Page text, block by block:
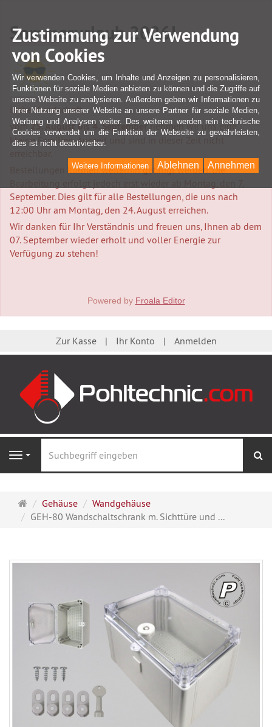
Sommerurlaub 2026!
Liebe Kundschaft,
vom25. August bis 4. Septembernehmen wir uns eine
kleine Familien-Auszeit und sind in dieser Zeit nicht
Bestellungen können weiterhin getätigt werden. Die
September. Dies gilt für alle Bestellungen, die uns nach
12:00 Uhr am Montag, den 24. August erreichen.
Wir danken für Ihr Verständnis und freuen uns, Ihnen ab dem
07. September wieder erholt und voller Energie zur
Verfügung zu stehen!
Powered by Froala Editor
Zur Kasse Ihr Konto Anmelden
Navigation
Startseite
Gehäuse
Wandgehäuse
GEH-80 Wandschaltschrank m. Sichttüre und ...
Zustimmung zur Verwendung
von Cookies
Wir verwenden Cookies, um Inhalte und Anzeigen zu personalisieren,
Funktionen für soziale Medien anbieten zu können und die Zugriffe auf
unsere Website zu analysieren. Außerdem geben wir Informationen zu
Ihrer Nutzung unserer Website an unsere Partner für soziale Medien,
Werbung und Analysen weiter. Des weiteren werden rein technische
Cookies verwendet um die Funktion der Webseite zu gewährleisten,
dies ist nicht deaktivierbar.
Annehmen
Ablehnen
Weitere Informationen